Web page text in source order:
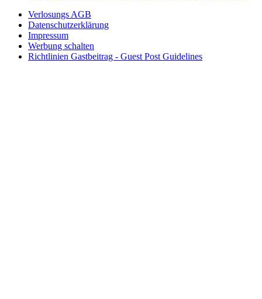
Verlosungs AGB
Datenschutzerklärung
Impressum
Werbung schalten
Richtlinien Gastbeitrag - Guest Post Guidelines